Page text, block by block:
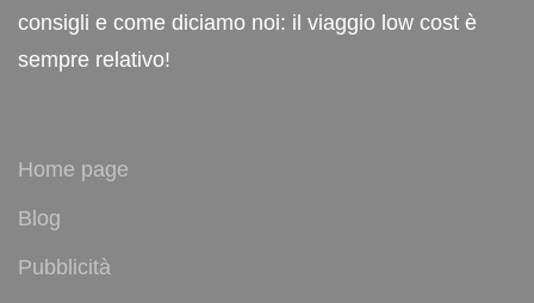
consigli e come diciamo noi: il viaggio low cost è
sempre relativo!
Home page
Blog
Pubblicità